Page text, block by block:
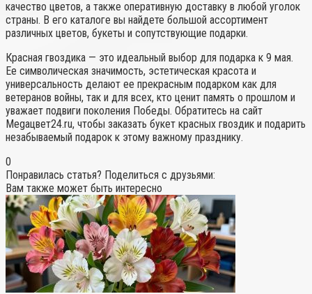
качество цветов, а также оперативную доставку в любой уголок
страны. В его каталоге вы найдете большой ассортимент
различных цветов, букеты и сопутствующие подарки.
Красная гвоздика — это идеальный выбор для подарка к 9 мая.
Ее символическая значимость, эстетическая красота и
универсальность делают ее прекрасным подарком как для
ветеранов войны, так и для всех, кто ценит память о прошлом и
уважает подвиги поколения Победы. Обратитесь на сайт
Megaцвет24.ru, чтобы заказать букет красных гвоздик и подарить
незабываемый подарок к этому важному празднику.
0
Понравилась статья? Поделиться с друзьями:
Вам также может быть интересно